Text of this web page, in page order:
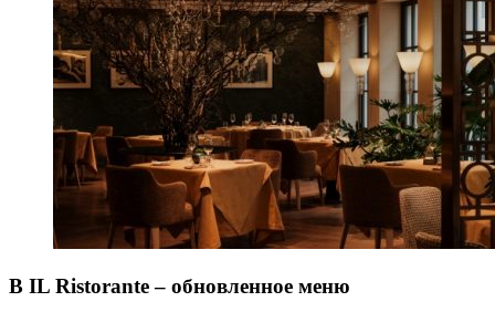
В IL Ristorante – обновленное меню